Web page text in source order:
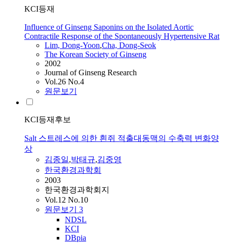
KCI등재
Influence of Ginseng Saponins on the Isolated Aortic
Contractile Response of the Spontaneously Hypertensive Rat
Lim, Dong-Yoon,Cha, Dong-Seok
The Korean Society of Ginseng
2002
Journal of Ginseng Research
Vol.26 No.4
원문보기
KCI등재후보
Salt 스트레스에 의한 흰쥐 적출대동맥의 수축력 변화양
상
김종일,박태규,김중영
한국환경과학회
2003
한국환경과학회지
Vol.12 No.10
원문보기 3
NDSL
KCI
DBpia